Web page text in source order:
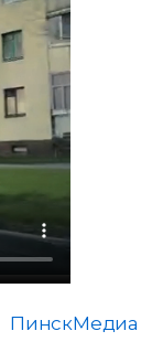
ПинскМедиа